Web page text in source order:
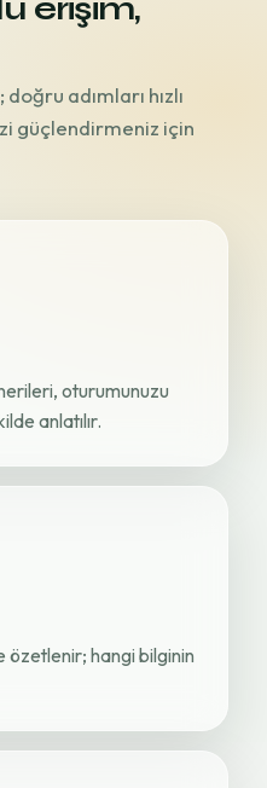
erişim,
adımları hızlı
güçlendirmeniz için
oturumunuzu
anlatılır.
özetlenir; hangi bilginin